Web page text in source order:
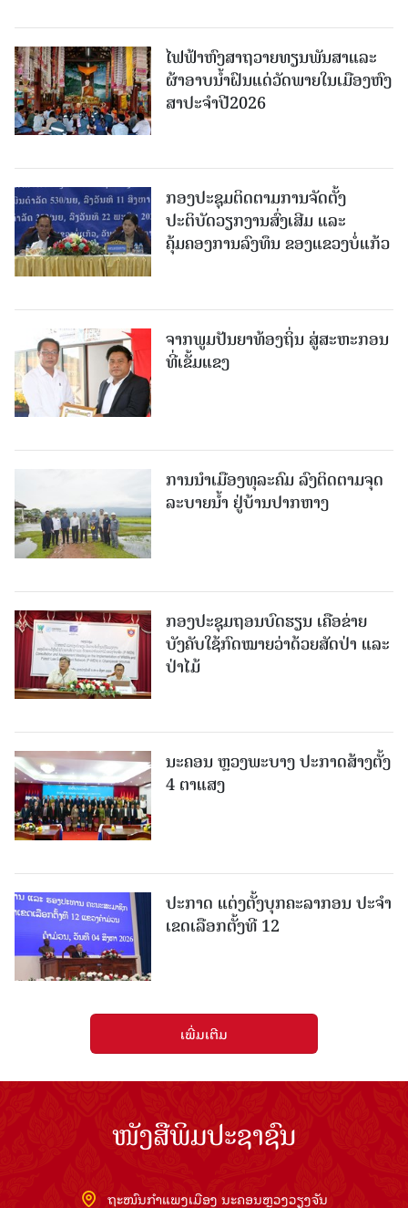
ໄຟຟ້າຫົງສາຖວາຍທຽນພັນສາແລະ
ຜ້າອາບນໍ້າຝົນແດ່ວັດພາຍໃນເມືອງຫົງ
ສາປະຈໍາປີ2026
ກອງປະຊຸມຕິດຕາມການຈັດຕັ້ງ
ປະຕິບັດວຽກງານສົ່ງເສີມ ແລະ
ຄຸ້ມຄອງການລົງທຶນ ຂອງແຂວງບໍ່ແກ້ວ
ຈາກພູມປັນຍາທ້ອງຖິ່ນ ສູ່ສະຫະກອນ
ທີ່ເຂັ້ມແຂງ
ການນໍາເມືອງທຸລະຄົມ ລົງຕິດຕາມຈຸດ
ລະບາຍນໍ້າ ຢູ່ບ້ານປາກຫາງ
ກອງປະຊຸມຖອນບົດຮຽນ ເຄືອຂ່າຍ
ບັງຄັບໃຊ້ກົດໝາຍວ່າດ້ວຍສັດປ່າ ແລະ
ປ່າໄມ້
ນະຄອນ ຫຼວງພະບາງ ປະ​ກາດ​ສ້າງ​ຕັ້ງ
4 ຕາແສງ
ປະກາດ ແຕ່ງຕັ້ງບຸກຄະລາກອນ ປະຈໍາ
ເຂດເລືອກຕັ້ງທີ 12
ເພີ່ມເຕີມ
ໜັງສືພິມປະຊາຊົນ
ຖະໜົນກຳແພງເມືອງ ນະຄອນຫຼວງວຽງຈັນ